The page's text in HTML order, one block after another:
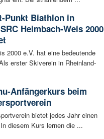
Punkt Biathlon in
Heimbach-Weis 2000
2000 e.V. hat eine bedeutende
erster Skiverein in Rheinland-
Anfängerkurs beim
bietet jedes Jahr einen
diesem Kurs lernen die ...